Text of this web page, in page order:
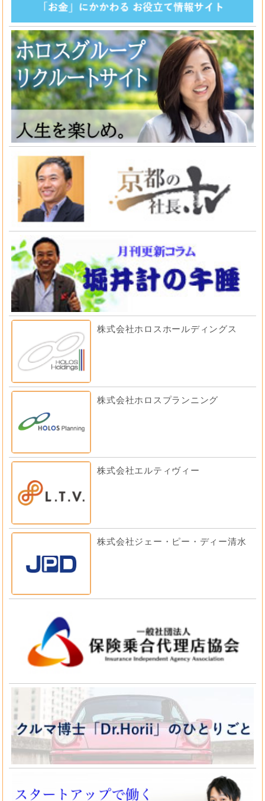
株式会社ホロスホールディングス
株式会社ホロスプランニング
株式会社エルティヴィー
株式会社ジェー・ピー・ディー清水